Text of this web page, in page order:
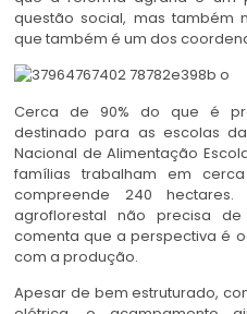
questão social, mas também
que também é um dos
Cerca de 90% do que é
destinado para as escolas
Nacional de Alimentação
famílias trabalham em
compreende 240
agroflorestal não precisa de
comenta que a perspectiva é
com a produção.
Apesar de bem estruturado,